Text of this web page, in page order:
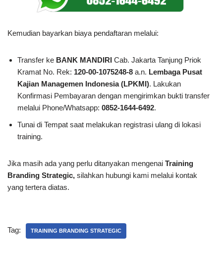
Kemudian bayarkan biaya pendaftaran melalui:
Transfer ke BANK MANDIRI Cab. Jakarta Tanjung Priok
Kramat No. Rek: 120-00-1075248-8 a.n. Lembaga Pusat
Kajian Managemen Indonesia (LPKMI). Lakukan
Konfirmasi Pembayaran dengan mengirimkan bukti transfer
melalui Phone/Whatsapp: 0852-1644-6492.
Tunai di Tempat saat melakukan registrasi ulang di lokasi
training.
Jika masih ada yang perlu ditanyakan mengenai Training
Branding Strategic, silahkan hubungi kami melalui kontak
yang tertera diatas.
Tag: TRAINING BRANDING STRATEGIC